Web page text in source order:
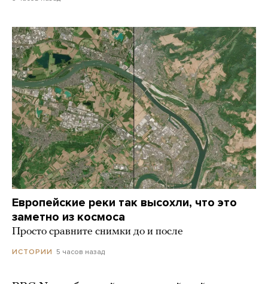
Европейские реки так высохли, что это
заметно из космоса
Просто сравните снимки до и после
ИСТОРИИ 5 часов назад